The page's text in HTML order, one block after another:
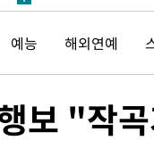
예능 해외연예
보 "작